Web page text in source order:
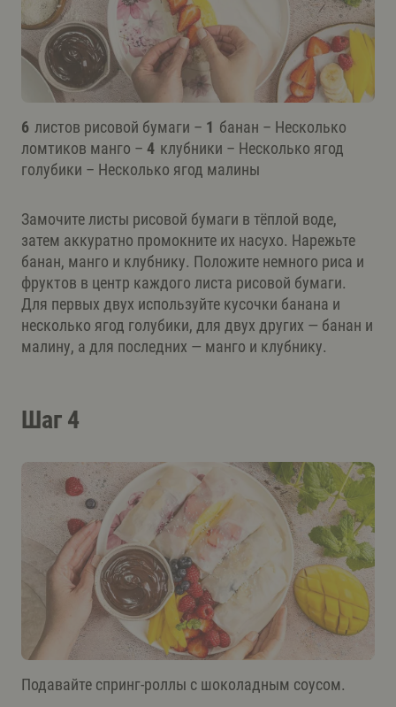
6 листов рисовой бумаги – 1 банан – Несколько
ломтиков манго – 4 клубники – Несколько ягод
голубики – Несколько ягод малины
Замочите листы рисовой бумаги в тёплой воде,
затем аккуратно промокните их насухо. Нарежьте
банан, манго и клубнику. Положите немного риса и
фруктов в центр каждого листа рисовой бумаги.
Для первых двух используйте кусочки банана и
несколько ягод голубики, для двух других — банан и
малину, а для последних — манго и клубнику.
Шаг 4
Подавайте спринг-роллы с шоколадным соусом.